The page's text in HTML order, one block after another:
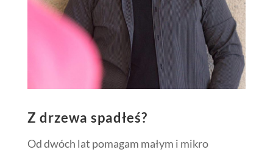
Z drzewa spadłeś?
Od dwóch lat pomagam małym i mikro